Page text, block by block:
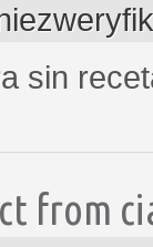
sin
from